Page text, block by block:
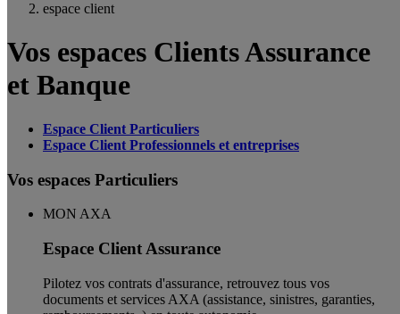
espace client
Vos espaces Clients Assurance
et Banque
Espace Client Particuliers
Espace Client Professionnels et entreprises
Vos espaces Particuliers
MON AXA
Espace Client Assurance
Pilotez vos contrats d'assurance, retrouvez tous vos
documents et services AXA (assistance, sinistres, garanties,